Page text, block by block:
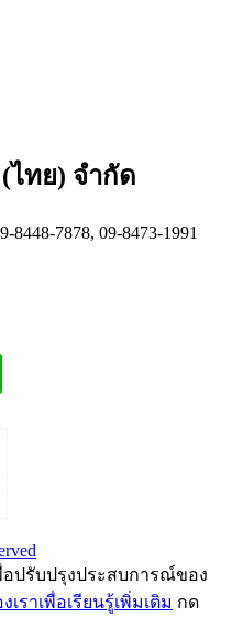
ไทย) จำกัด
8448-7878, 09-8473-1991
อปรับปรุงประสบการณ์ของ
ราเพื่อเรียนรู้เพิ่มเติม กด